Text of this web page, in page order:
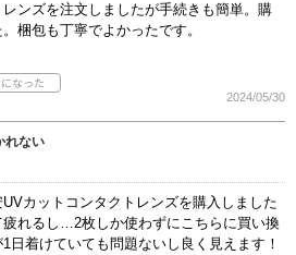
ンズを注文しましたが手続きも簡単。購
梱包も丁寧でよかったです。
2024/05/30
れない
カットコンタクトレンズを購入しました
れるし…2枚しか使わずにこちらに買い換
日着けていても問題ないし良く見えます！